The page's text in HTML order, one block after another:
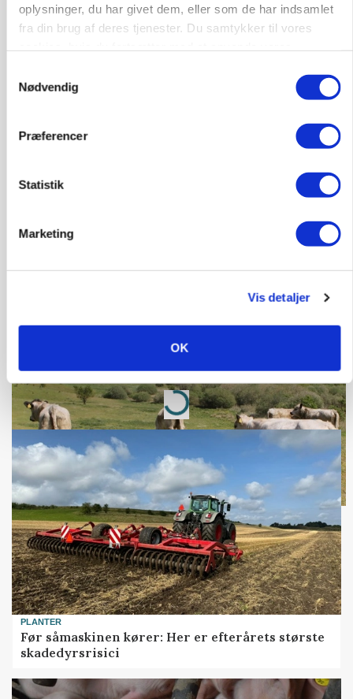
oplysninger, du har givet dem, eller som de har indsamlet
fra din brug af deres tjenester. Du samtykker til vores
Nødvendig
Præferencer
Statistik
Marketing
Vis detaljer
OK
Annonce
»Nu stopper I«: Landbrugsdebattør og
Snart kan man søge tilskud til naturprojekter
Loading...
PLANTER
Før såmaskinen kører: Her er efterårets største
skadedyrsrisici